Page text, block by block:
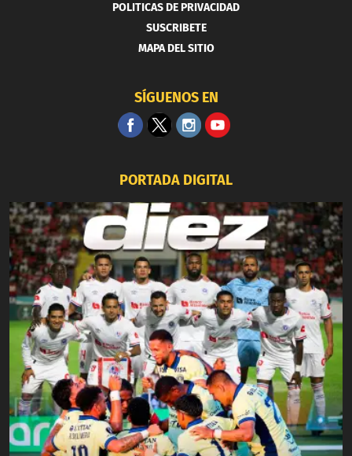
POLITICAS DE PRIVACIDAD
SUSCRIBETE
MAPA DEL SITIO
SÍGUENOS EN
PORTADA DIGITAL